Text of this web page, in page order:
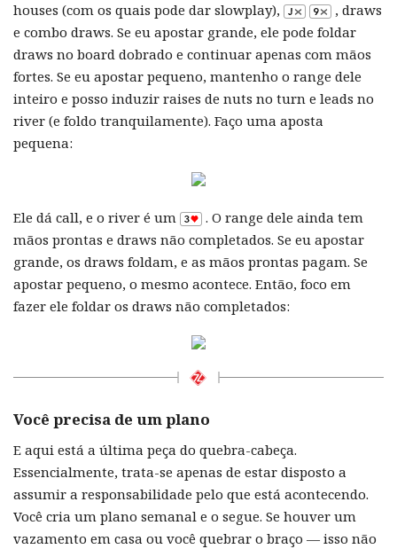
houses (com os quais pode dar slowplay),
, draws
e combo draws. Se eu apostar grande, ele pode foldar
draws no board dobrado e continuar apenas com mãos
fortes. Se eu apostar pequeno, mantenho o range dele
inteiro e posso induzir raises de nuts no turn e leads no
river (e foldo tranquilamente). Faço uma aposta
pequena:
Ele dá call, e o river é um
. O range dele ainda tem
mãos prontas e draws não completados. Se eu apostar
grande, os draws foldam, e as mãos prontas pagam. Se
apostar pequeno, o mesmo acontece. Então, foco em
fazer ele foldar os draws não completados:
Você precisa de um plano
E aqui está a última peça do quebra-cabeça.
Essencialmente, trata-se apenas de estar disposto a
assumir a responsabilidade pelo que está acontecendo.
Você cria um plano semanal e o segue. Se houver um
vazamento em casa ou você quebrar o braço — isso não